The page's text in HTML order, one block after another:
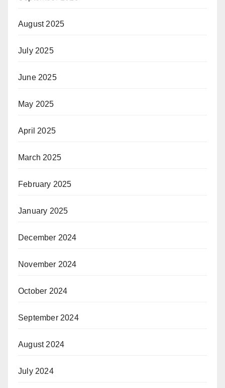
August 2025
July 2025
June 2025
May 2025
April 2025
March 2025
February 2025
January 2025
December 2024
November 2024
October 2024
September 2024
August 2024
July 2024